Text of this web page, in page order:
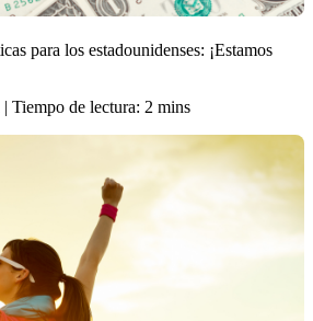
para los estadounidenses: ¡Estamos
Tiempo de lectura: 2 mins